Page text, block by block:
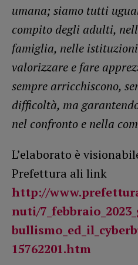
umana; siamo tutti
compito degli adulti,
famiglia, nelle
valorizzare e fare
sempre arricchiscono,
difficoltà, ma
nel confronto e nella
L’elaborato è
Prefettura ali link
http://
nuti/
15762201.htm